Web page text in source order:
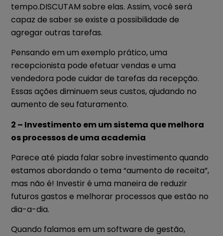
tempo.DISCUTAM sobre elas. Assim, você será
capaz de saber se existe a possibilidade de
agregar outras tarefas.
Pensando em um exemplo prático, uma
recepcionista pode efetuar vendas e uma
vendedora pode cuidar de tarefas da recepção.
Essas ações diminuem seus custos, ajudando no
aumento de seu faturamento.
2 – Investimento em um sistema que melhora
os processos de uma academia
Parece até piada falar sobre investimento quando
estamos abordando o tema “aumento de receita”,
mas não é! Investir é uma maneira de reduzir
futuros gastos e melhorar processos que estão no
dia-a-dia.
Quando falamos em um software de gestão,